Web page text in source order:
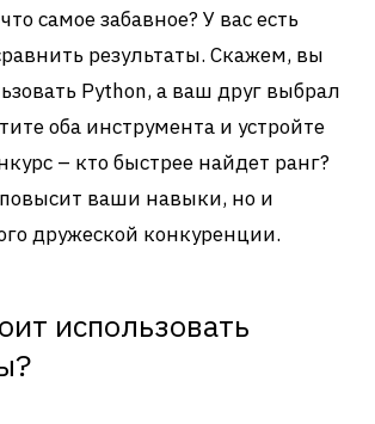
самое забавное? У вас есть
результаты. Скажем, вы
Python, а ваш друг выбрал
оба инструмента и устройте
– кто быстрее найдет ранг?
ваши навыки, но и
дружеской конкуренции.
использовать